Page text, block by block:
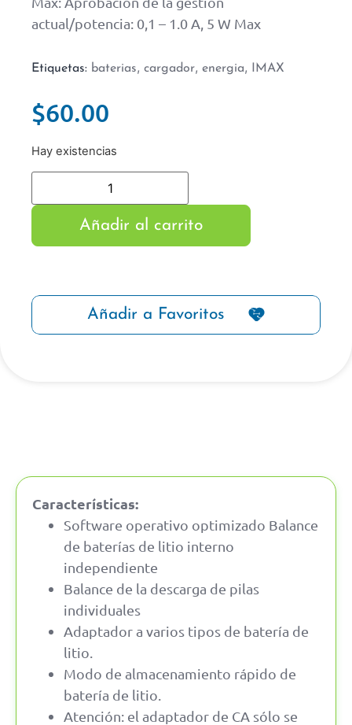
actual/potencia: 0,1 – 1.0 A, 5 W Max
Etiquetas: baterias, cargador, energia, IMAX
$60.00
Hay existencias
Añadir al carrito
Añadir a Favoritos
Características:
Software operativo optimizado Balance
de baterías de litio interno
independiente
Balance de la descarga de pilas
individuales
Adaptador a varios tipos de batería de
litio.
Modo de almacenamiento rápido de
batería de litio.
Atención: el adaptador de CA sólo se